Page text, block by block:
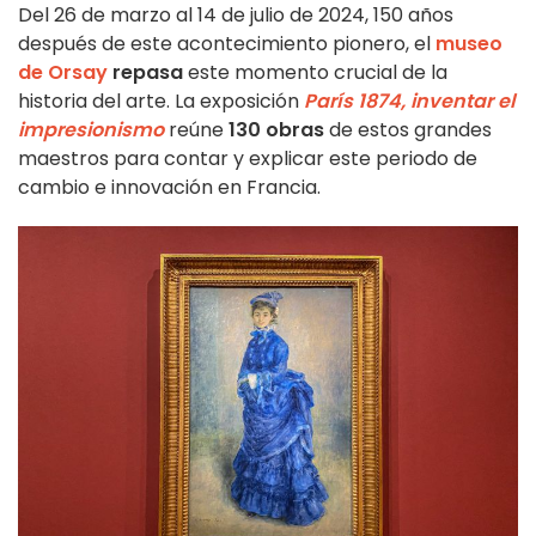
Del 26 de marzo al 14 de julio de 2024, 150 años
después de este acontecimiento pionero, el museo
de Orsay repasaeste momento crucial de la
historia del arte. La exposición París 1874, inventar el
impresionismoreúne130 obrasde estos grandes
maestros para contar y explicar este periodo de
cambio e innovación en Francia.